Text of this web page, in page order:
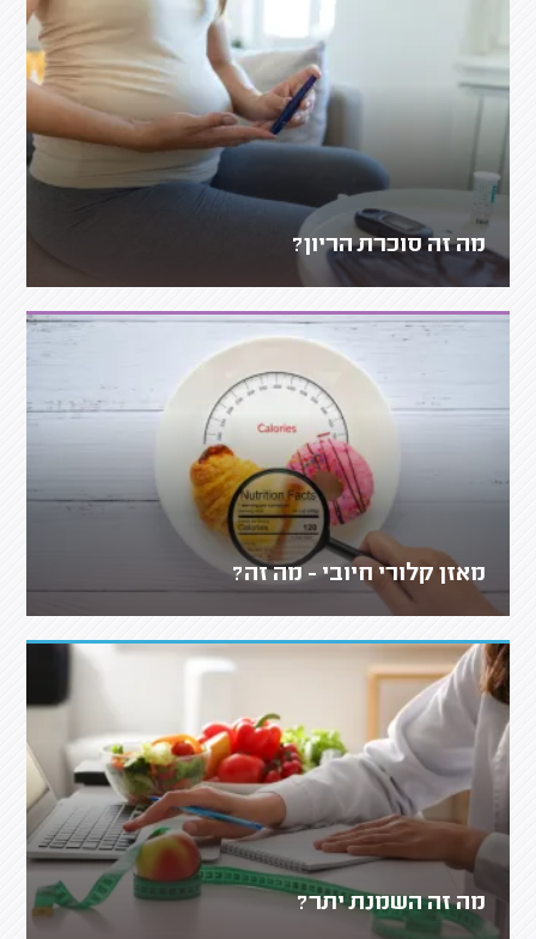
מה זה סוכרת הריון?
מאזן קלורי חיובי - מה זה?
מה זה השמנת יתר?